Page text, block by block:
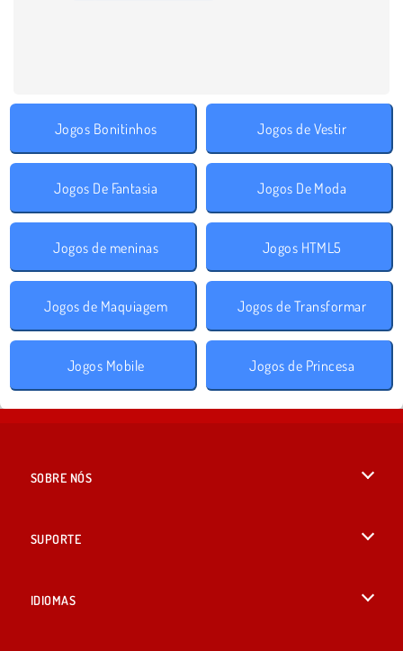
Jogos Bonitinhos Jogos de Vestir
Jogos De Fantasia Jogos De Moda
Jogos de meninas Jogos HTML5
Jogos de Maquiagem Jogos de Transformar
Jogos Mobile Jogos de Princesa
SOBRE NÓS
SUPORTE
IDIOMAS